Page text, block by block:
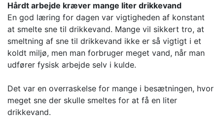
Hårdt arbejde kræver mange liter drikkevand
En god læring for dagen var vigtigheden af konstant
at smelte sne til drikkevand. Mange vil sikkert tro, at
smeltning af sne til drikkevand ikke er så vigtigt i et
koldt miljø, men man forbruger meget vand, når man
udfører fysisk arbejde selv i kulde.
Det var en overraskelse for mange i besætningen, hvor
meget sne der skulle smeltes for at få en liter
drikkevand.